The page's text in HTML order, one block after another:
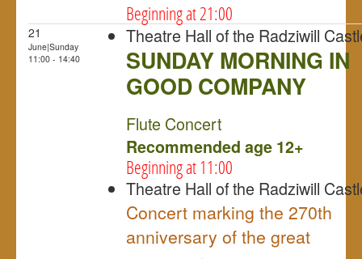
Beginning at 21:00
21
June|Sunday
11:00 - 14:40
Theatre Hall of the Radziwill
SUNDAY MORNING IN
GOOD COMPANY
Flute Concert
Recommended age 12+
Beginning at 11:00
Theatre Hall of the Radziwill
Concert marking the 270th
anniversary of the great